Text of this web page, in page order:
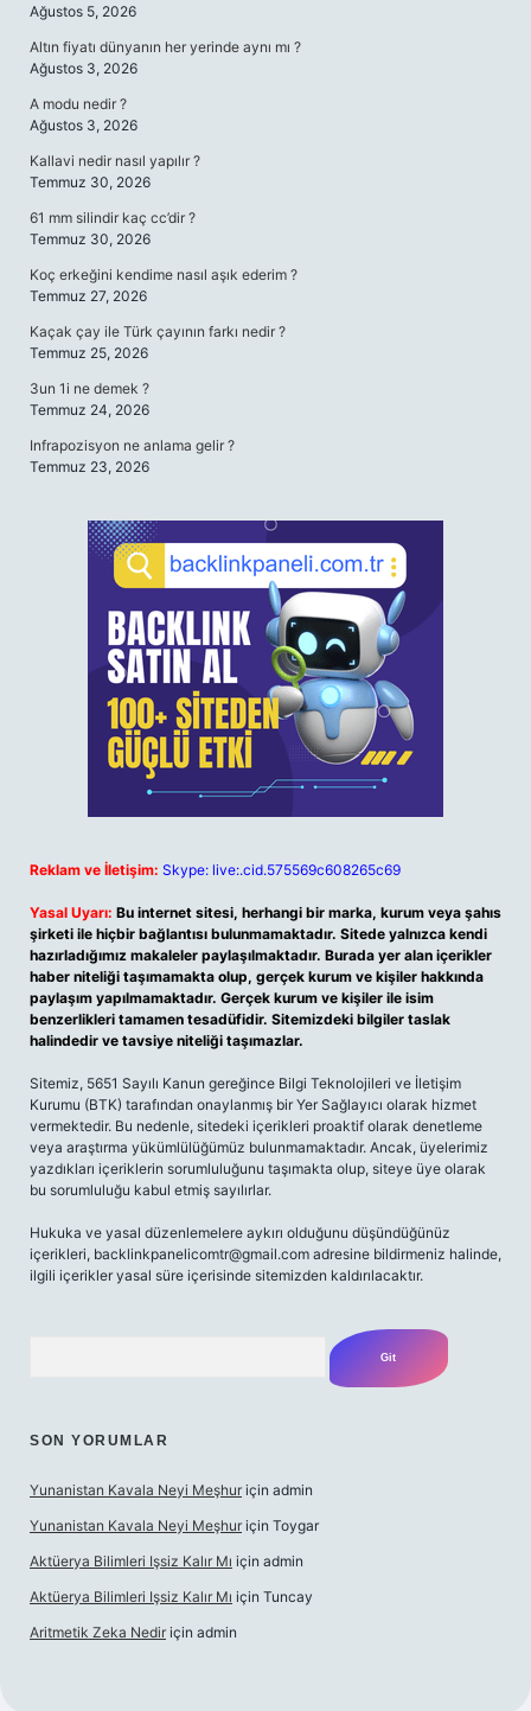
Ağustos 5, 2026
Altın fiyatı dünyanın her yerinde aynı mı ?
Ağustos 3, 2026
A modu nedir ?
Ağustos 3, 2026
Kallavi nedir nasıl yapılır ?
Temmuz 30, 2026
61 mm silindir kaç cc’dir ?
Temmuz 30, 2026
Koç erkeğini kendime nasıl aşık ederim ?
Temmuz 27, 2026
Kaçak çay ile Türk çayının farkı nedir ?
Temmuz 25, 2026
3un 1i ne demek ?
Temmuz 24, 2026
Infrapozisyon ne anlama gelir ?
Temmuz 23, 2026
Reklam ve İletişim: Skype: live:.cid.575569c608265c69
Yasal Uyarı: Bu internet sitesi, herhangi bir marka, kurum veya şahıs
şirketi ile hiçbir bağlantısı bulunmamaktadır. Sitede yalnızca kendi
hazırladığımız makaleler paylaşılmaktadır. Burada yer alan içerikler
haber niteliği taşımamakta olup, gerçek kurum ve kişiler hakkında
paylaşım yapılmamaktadır. Gerçek kurum ve kişiler ile isim
benzerlikleri tamamen tesadüfidir. Sitemizdeki bilgiler taslak
halindedir ve tavsiye niteliği taşımazlar.
Sitemiz, 5651 Sayılı Kanun gereğince Bilgi Teknolojileri ve İletişim
Kurumu (BTK) tarafından onaylanmış bir Yer Sağlayıcı olarak hizmet
vermektedir. Bu nedenle, sitedeki içerikleri proaktif olarak denetleme
veya araştırma yükümlülüğümüz bulunmamaktadır. Ancak, üyelerimiz
yazdıkları içeriklerin sorumluluğunu taşımakta olup, siteye üye olarak
bu sorumluluğu kabul etmiş sayılırlar.
Hukuka ve yasal düzenlemelere aykırı olduğunu düşündüğünüz
içerikleri, backlinkpanelicomtr@gmail.com adresine bildirmeniz halinde,
ilgili içerikler yasal süre içerisinde sitemizden kaldırılacaktır.
SON YORUMLAR
Yunanistan Kavala Neyi Meşhur için admin
Yunanistan Kavala Neyi Meşhur için Toygar
Aktüerya Bilimleri Işsiz Kalır Mı için admin
Aktüerya Bilimleri Işsiz Kalır Mı için Tuncay
Aritmetik Zeka Nedir için admin